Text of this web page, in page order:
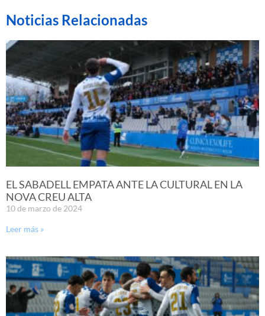
Noticias Relacionadas
EL SABADELL EMPATA ANTE LA CULTURAL EN LA
NOVA CREU ALTA
10 de marzo de 2024
Leer más »